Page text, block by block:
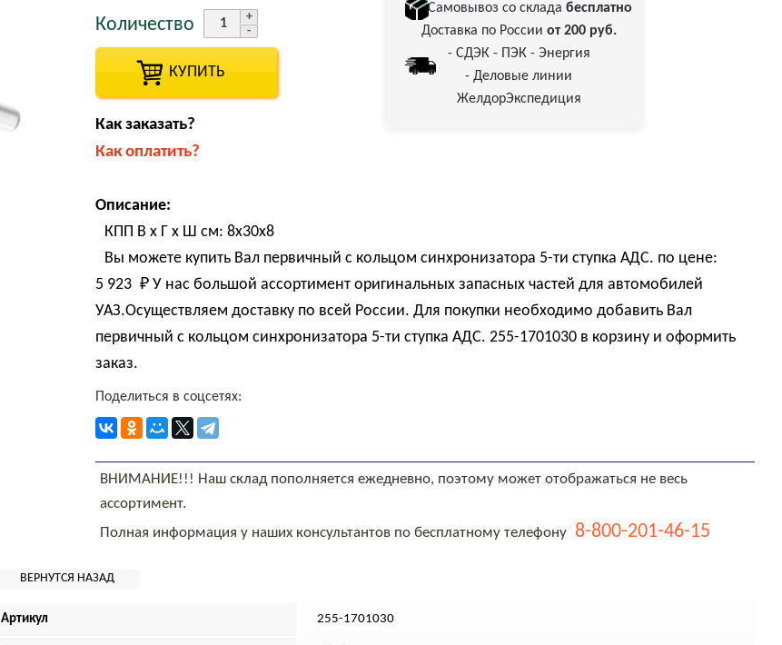
Самовывоз со складабесплатно
Доставка по России от 200 руб.
- СДЭК - ПЭК - Энергия
- Деловые линии
ЖелдорЭкспедиция
Количество
КУПИТЬ
Как заказать?
Как оплатить?
Описание:
КПП В х Г х Ш см: 8х30х8
Вы можете купить Вал первичный с кольцом синхронизатора 5-ти ступка АДС. по цене:
5 923 ₽ У нас большой ассортимент оригинальных запасных частей для автомобилей
УАЗ.Осуществляем доставку по всей России. Для покупки необходимо добавить Вал
первичный с кольцом синхронизатора 5-ти ступка АДС. 255-1701030 в корзину и оформить
заказ.
Поделиться в соцсетях:
ВНИМАНИЕ!!! Наш склад пополняется ежедневно, поэтому может отображаться не весь
ассортимент.
Полная информация у наших консультантов по бесплатному телефону 8-800-201-46-15
Артикул 255-1701030